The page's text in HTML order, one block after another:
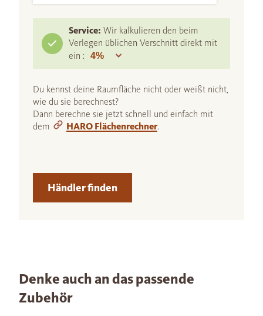
Service: Wir kalkulieren den beim
Verlegen üblichen Verschnitt direkt mit
ein :
Du kennst deine Raumfläche nicht oder weißt nicht,
wie du sie berechnest?
Dann berechne sie jetzt schnell und einfach mit
dem
HARO Flächenrechner.
Händler finden
Denke auch an das passende
Zubehör